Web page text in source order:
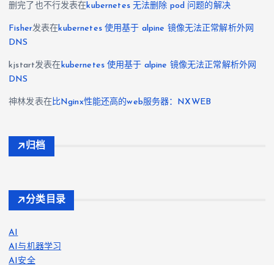
删完了也不行发表在kubernetes 无法删除 pod 问题的解决
Fisher发表在kubernetes 使用基于 alpine 镜像无法正常解析外网
DNS
kjstart发表在 kubernetes 使用基于 alpine 镜像无法正常解析外网
DNS
神林发表在 比Nginx性能还高的web服务器：NXWEB
归档
分类目录
AI
AI与机器学习
AI安全